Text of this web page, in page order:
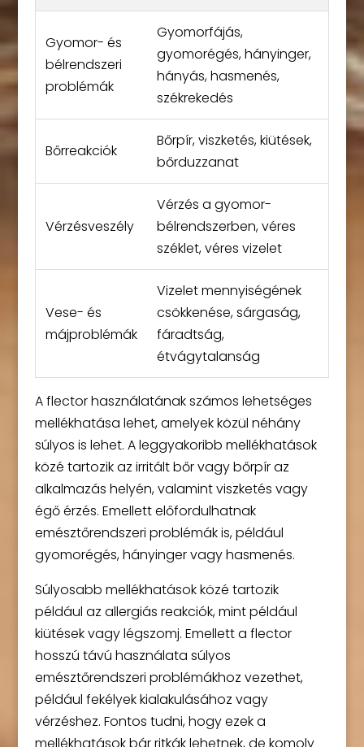
Gyomor- és
bélrendszeri
problémák
Gyomorfájás,
gyomorégés, hányinger,
hányás, hasmenés,
székrekedés
Bőrreakciók
Bőrpír, viszketés, kiütések,
bőrduzzanat
Vérzésveszély
Vérzés a gyomor-
bélrendszerben, véres
széklet, véres vizelet
Vese- és
májproblémák
Vizelet mennyiségének
csökkenése, sárgaság,
fáradtság,
étvágytalanság
A flector használatának számos lehetséges
mellékhatása lehet, amelyek közül néhány
súlyos is lehet. A leggyakoribb mellékhatások
közé tartozik az irritált bőr vagy bőrpír az
alkalmazás helyén, valamint viszketés vagy
égő érzés. Emellett előfordulhatnak
emésztőrendszeri problémák is, például
gyomorégés, hányinger vagy hasmenés.
Súlyosabb mellékhatások közé tartozik
például az allergiás reakciók, mint például
kiütések vagy légszomj. Emellett a flector
hosszú távú használata súlyos
emésztőrendszeri problémákhoz vezethet,
például fekélyek kialakulásához vagy
vérzéshez. Fontos tudni, hogy ezek a